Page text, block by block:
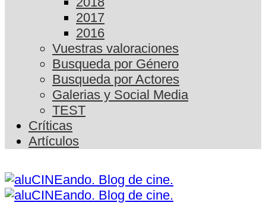
2017
2016
Vuestras valoraciones
Busqueda por Género
Busqueda por Actores
Galerias y Social Media
TEST
Críticas
Artículos